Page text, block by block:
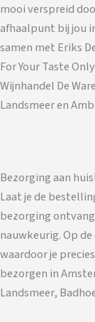
mooi verspreid
afhaalpunt bij jou
samen met Eriks
For Your Taste
Wijnhandel De
Landsmeer en
Bezorging aan huis!
Laat je de
bezorging
nauwkeurig. Op
waardoor je
bezorgen in
Landsmeer,